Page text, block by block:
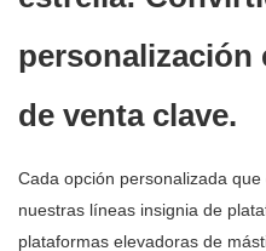
personalización
de venta clave.
Cada opción personalizada
nuestras líneas insignia de
plataformas elevadoras de